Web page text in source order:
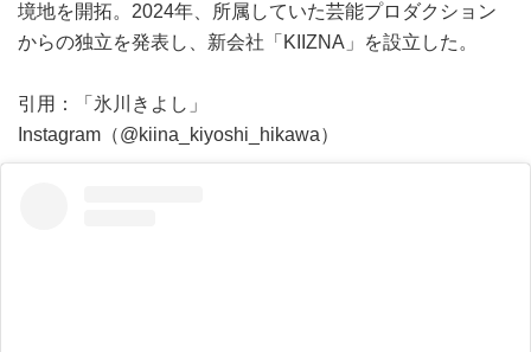
境地を開拓。2024年、所属していた芸能プロダクション
からの独立を発表し、新会社「KIIZNA」を設立した。
引用：「氷川きよし」
Instagram（@kiina_kiyoshi_hikawa）